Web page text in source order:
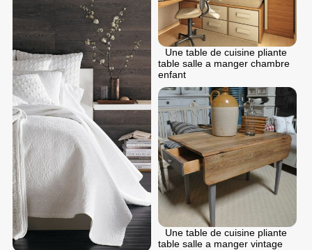
Une table de cuisine pliante
table salle a manger chambre
enfant
Une table de cuisine pliante
table salle a manger vintage